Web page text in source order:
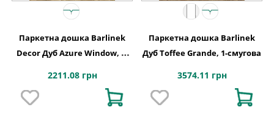
Паркетна дошка Barlinek
Decor Дуб Azure Window, 6-
2211.08 грн
Паркетна дошка Barlinek
Дуб Toffee Grande, 1-смугова
3574.11 грн